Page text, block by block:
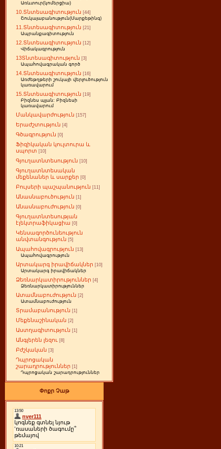
Առևտուր(կոմերցիա)
10.Տնտեսագիտություն [44]
Շուկայաբանություն(Մարքեթինգ)
11.Տնտեսագիտություն [21]
Ապրանքագիտություն
12.Տնտեսագիտություն [12]
Վիճակագրություն
13Տնտեսագիտություն [3]
Ապահովագրական գործ
14.Տնտեսագիտություն [16]
Առժեթղթերի շուկայի վերլուծություն
կառավարում
15.Տնտեսագիտություն [19]
Բիզնես պլան: Բիզնեսի
կառավարում
Մանկավարժություն [157]
Երաժշտություն [4]
Գծագրություն [0]
Ֆիզիկական կուլտուրա և
սպորտ [10]
Գյուղատնտեսություն [10]
Գյուղատնտեսական
մեքենաներ և սարքեր [0]
Բույսերի պաշպանություն [11]
Անասնաբուծություն [1]
Անասնաբուժություն [0]
Գյուղատնտեսության
էլեկտրաֆիկացիա [0]
Կենսագործունեություն
անվտանգություն [5]
Ապահովագրություն [13]
Ապահովագրություն
Արտակարգ իրավիճակներ [10]
Արտակարգ իրավիճակներ
Ձեռնարկատիրություններ [4]
Ձեռնարկատիրություններ
Ատամնաբուժություն [2]
Ատամնաբուժություն
Տրամաբանություն [1]
Մեքենաշինական [2]
Աստղագիտություն [1]
Անգլերեն լեզու [8]
Բժշկական [3]
Դպրոցական
շարադրություններ [1]
Դպրոցական շարադրություններ
Փոքր Չաթ